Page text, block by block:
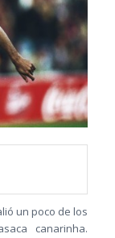
un poco de los
canarinha.